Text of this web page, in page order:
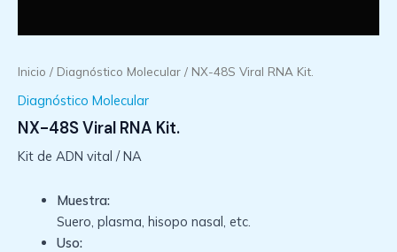
Inicio / Diagnóstico Molecular / NX-48S Viral RNA Kit.
Diagnóstico Molecular
NX-48S Viral RNA Kit.
Kit de ADN vital / NA
Muestra:
Suero, plasma, hisopo nasal, etc.
Uso: